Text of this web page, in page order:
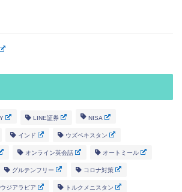
LINE証券 NISA
インド ウズベキスタン
オンライン英会話 オートミール
グルテンフリー コロナ対策
ジアラビア トルクメニスタン